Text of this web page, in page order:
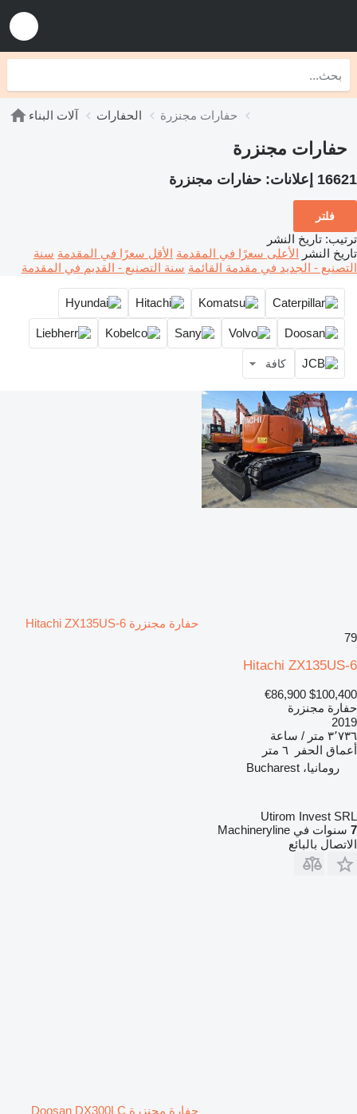
آلات البناء الحفارات حفارات مجنزرة
حفارات مجنزرة
16621 إعلانات: حفارات مجنزرة
فلتر
ترتيب: تاريخ النشر
تاريخ النشر الأعلى سعرًا في المقدمة الأقل سعرًا في المقدمة سنة
التصنيع - الجديد في مقدمة القائمة سنة التصنيع - القديم في المقدمة
كافة
حفارة مجنزرة Hitachi ZX135US-6
79
Hitachi ZX135US-6
$100,400
€86,900
حفارة مجنزرة
2019
٣٬٧٣٦ متر / ساعة
أعماق الحفر
٦ متر
رومانيا، Bucharest
Utirom Invest SRL
7 سنوات في Machineryline
الاتصال بالبائع
حفارة مجنزرة Doosan DX300LC